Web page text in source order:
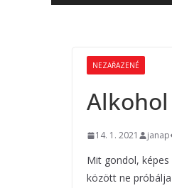
NEZAŘAZENÉ
Alkohol
14. 1. 2021 janap
Mit gondol,
között ne